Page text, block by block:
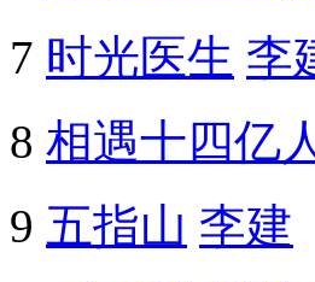
7 时光医生 李
8 相遇十四亿
9 五指山 李建